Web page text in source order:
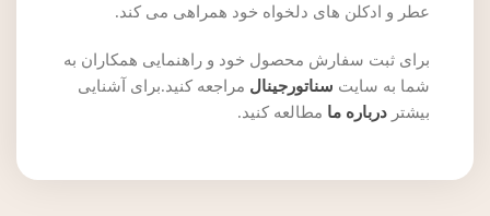
عطر و ادکلن های دلخواه خود همراهی می کند.
برای ثبت سفارش محصول خود و راهنمایی همکاران به
شما به سایت سناتورجینال مراجعه کنید.برای آشنایی
بیشتر درباره ما مطالعه کنید.